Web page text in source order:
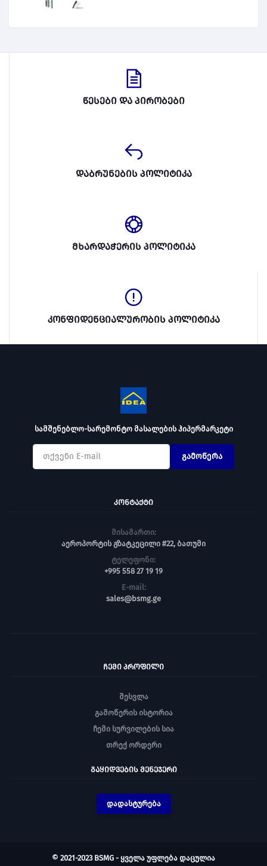
წესები და პირობები
დაბრუნების პოლიტიკა
მხარდაჭერის პოლიტიკა
კონფიდენციალურობის პოლიტიკა
სამშენებლო-სარემონტო მასალების ჰიპერმარკეტი
გამოწერა
ᲙᲝᲜᲢᲐᲥᲢᲘ
მისამართი:
აეროპორტის გზატკეცილი #22, ბათუმი
ტელეფონი:
+995 558 27 19 19
E-mail:
sales@bsmg.ge
ᲩᲔᲛᲘ ᲞᲠᲝᲤᲘᲚᲘ
შესვლა
გამოწერის ისტორია
ჩემი სურვილების სია
თრექ ორდერი
ᲒᲐᲧᲘᲓᲕᲔᲑᲘᲡ ᲛᲔᲜᲔᲯᲔᲠᲘ
დადასტურება
© 2021-2023 BSMG - ყველა უფლება დაცულია